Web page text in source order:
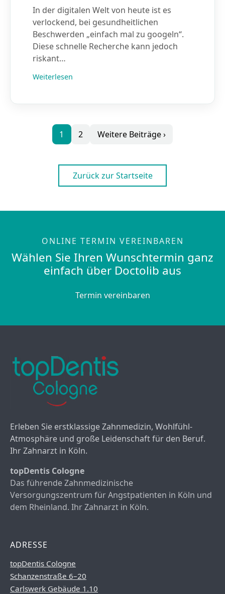
In der digitalen Welt von heute ist es
verlockend, bei gesundheitlichen
Beschwerden „einfach mal zu googeln“.
Diese schnelle Recherche kann jedoch
riskant…
Weiterlesen
1 2 Weitere Beiträge ›
Zurück zur Startseite
ONLINE TERMIN VEREINBAREN
Wählen Sie Ihren Wunschtermin ganz
einfach über Doctolib aus
Termin vereinbaren
Erleben Sie erstklassige Zahnmedizin, Wohlfühl-
Atmosphäre und große Leidenschaft für den Beruf.
Ihr Zahnarzt in Köln.
topDentis Cologne
Das führende Zahnmedizinische
Versorgungszentrum für Angstpatienten in Köln und
dem Rheinland. Ihr Zahnarzt in Köln.
ADRESSE
topDentis Cologne
Schanzenstraße 6–20
Carlswerk Gebäude 1.10